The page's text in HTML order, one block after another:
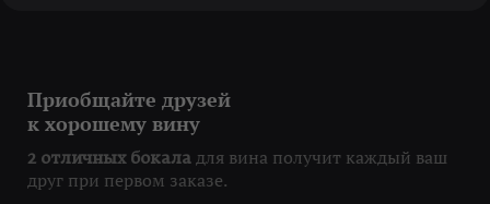
Приобщайте друзей
к хорошему вину
2 отличных бокала для вина получит каждый ваш
друг при первом заказе.